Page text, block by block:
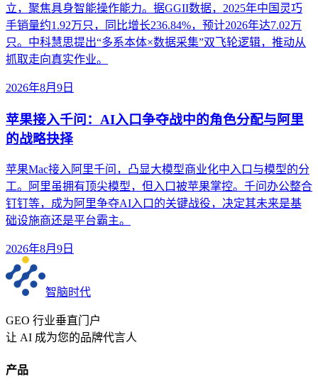
立，聚焦具身智能操作能力。据GGII数据，2025年中国灵巧
手销量约1.92万只，同比增长236.84%，预计2026年达7.02万
只。中科慧思提出“多系本体×数据采集”双飞轮逻辑，推动从
抓取走向真实作业。
2026年8月9日
苹果接入千问：AI入口争夺战中的角色分配与阿里
的战略抉择
苹果Mac接入阿里千问，凸显大模型商业化中入口与模型的分
工。阿里虽拥有顶尖模型，但入口被苹果掌控。千问办公整合
钉钉等，成为阿里争夺AI入口的关键战役，决定其未来是基
础设施商还是平台霸主。
2026年8月9日
智脑时代
GEO 行业垂直门户
让 AI 成为您的品牌代言人
产品